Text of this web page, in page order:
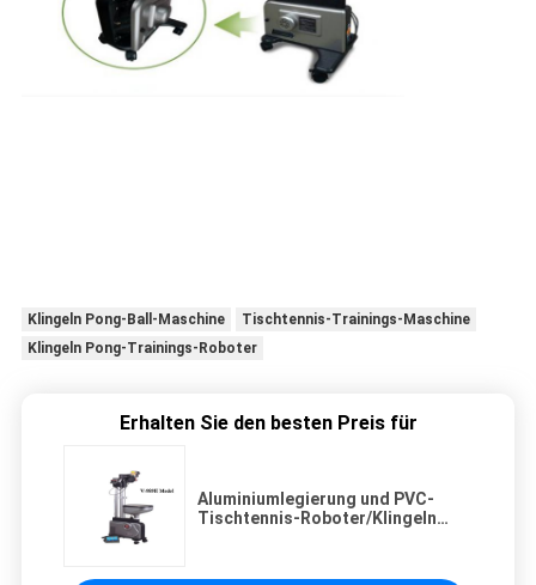
Klingeln Pong-Ball-Maschine
Tischtennis-Trainings-Maschine
Klingeln Pong-Trainings-Roboter
Erhalten Sie den besten Preis für
Aluminiumlegierung und PVC-
Tischtennis-Roboter/Klingeln